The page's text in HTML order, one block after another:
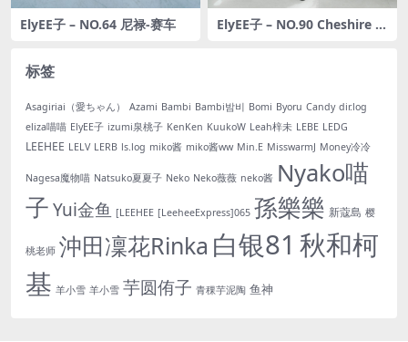
ElyEE子 – NO.64 尼禄-赛车
ElyEE子 – NO.90 Cheshire 柴
标签
Asagiriai（愛ちゃん） Azami Bambi Bambi밤비 Bomi Byoru Candy dir.log
eliza喵喵 ElyEE子 izumi泉桃子 KenKen KuukoW Leah梓未 LEBE LEDG
LEEHEE LELV LERB ls.log miko酱 miko酱ww Min.E MisswarmJ Money冷冷
Nagesa魔物喵 Natsuko夏夏子 Neko Neko薇薇 neko酱 Nyako喵
子Yui金鱼 [LEEHEE [LeeheeExpress]065 孫樂樂 新蔻島 樱
桃老师 沖田凜花Rinka 白银81 秋和柯
基 羊小雪 羊小雪 芋圆侑子 青稞芋泥陶 鱼神